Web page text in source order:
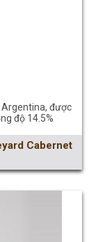
Argentina, được
độ 14.5%
Cabernet